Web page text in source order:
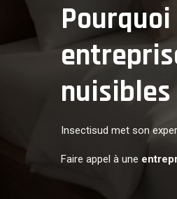
Insectisud met son
Faire appel à une